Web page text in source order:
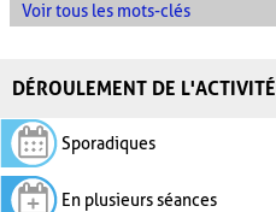
Voir tous les mots-clés
DÉROULEMENT DE L'ACTIVITÉ
Sporadiques
En plusieurs séances